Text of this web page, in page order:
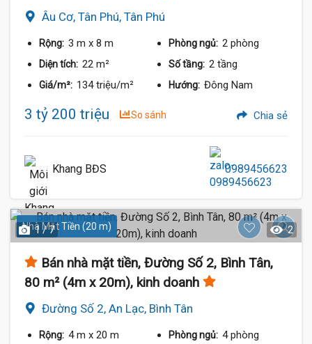
Âu Cơ, Tân Phú, Tân Phú
Rộng: 3 m x 8 m Phòng ngủ: 2 phòng
Diện tích: 22 m² Số tầng: 2 tầng
Giá/m²: 134 triệu/m² Hướng: Đông Nam
3 tỷ 200 triệu So sánh Chia sẻ
Khang BĐS 0989456623
Nhà Mặt Tiền (20 m)
1 / 7 2
Bán nhà mặt tiền, Đường Số 2, Bình Tân,
80 m² (4m x 20m), kinh doanh
Đường Số 2, An Lạc, Bình Tân
Rộng: 4 m x 20 m Phòng ngủ: 4 phòng